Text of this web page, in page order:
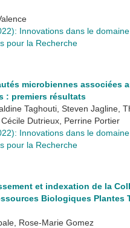
Innovations dans le
pour la Recherche
microbiennes associées
: premiers résultats
Taghouti, Steven Jagline,
Dutrieux, Perrine Portier
Innovations dans le
pour la Recherche
et indexation de la
Biologiques Plantes
Rose-Marie Gomez